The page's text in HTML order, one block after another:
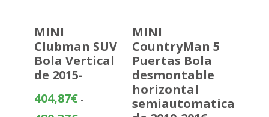
MINI
Clubman SUV
Bola Vertical
de 2015-
404,87€ -
MINI
CountryMan 5
Puertas Bola
desmontable
horizontal
semiautomatica